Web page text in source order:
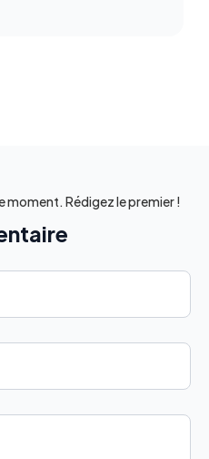
moment. Rédigez le premier !